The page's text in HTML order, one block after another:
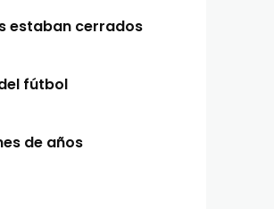
estaban cerrados
fútbol
de años